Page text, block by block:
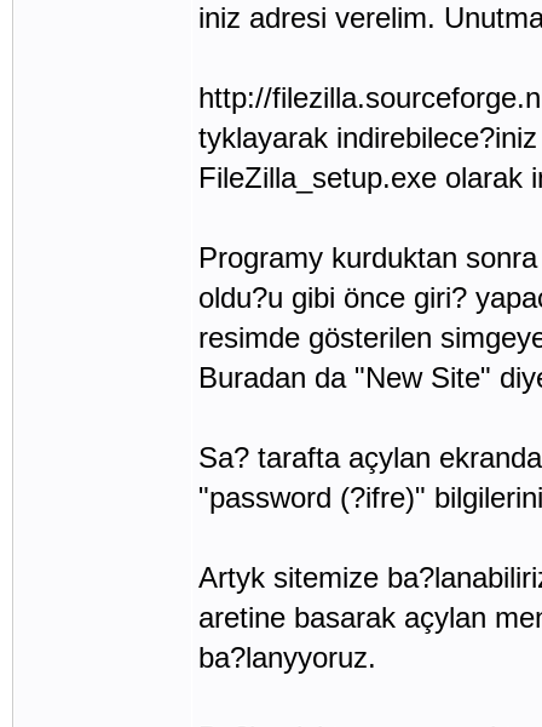
iniz adresi verelim.
http://
tyklayarak
FileZilla_setup.exe olarak
Programy kurduktan
oldu?u gibi önce giri?
resimde gösterilen
Buradan da "New Site"
Sa? tarafta açylan
"password (?ifre)"
Artyk sitemize
aretine basarak açylan
ba?lanyyoruz.